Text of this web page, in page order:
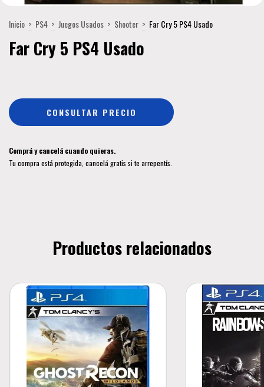
Inicio > PS4 > Juegos Usados > Shooter > Far Cry 5 PS4 Usado
Far Cry 5 PS4 Usado
Comprá y cancelá cuando quieras.
Tu compra está protegida, cancelá gratis si te arrepentís.
Productos relacionados